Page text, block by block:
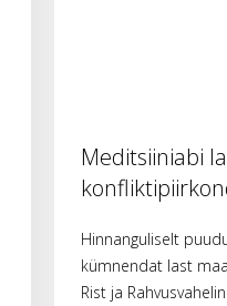
Meditsiiniabi
Hinnanguliselt
kümnendat last
Rist ja